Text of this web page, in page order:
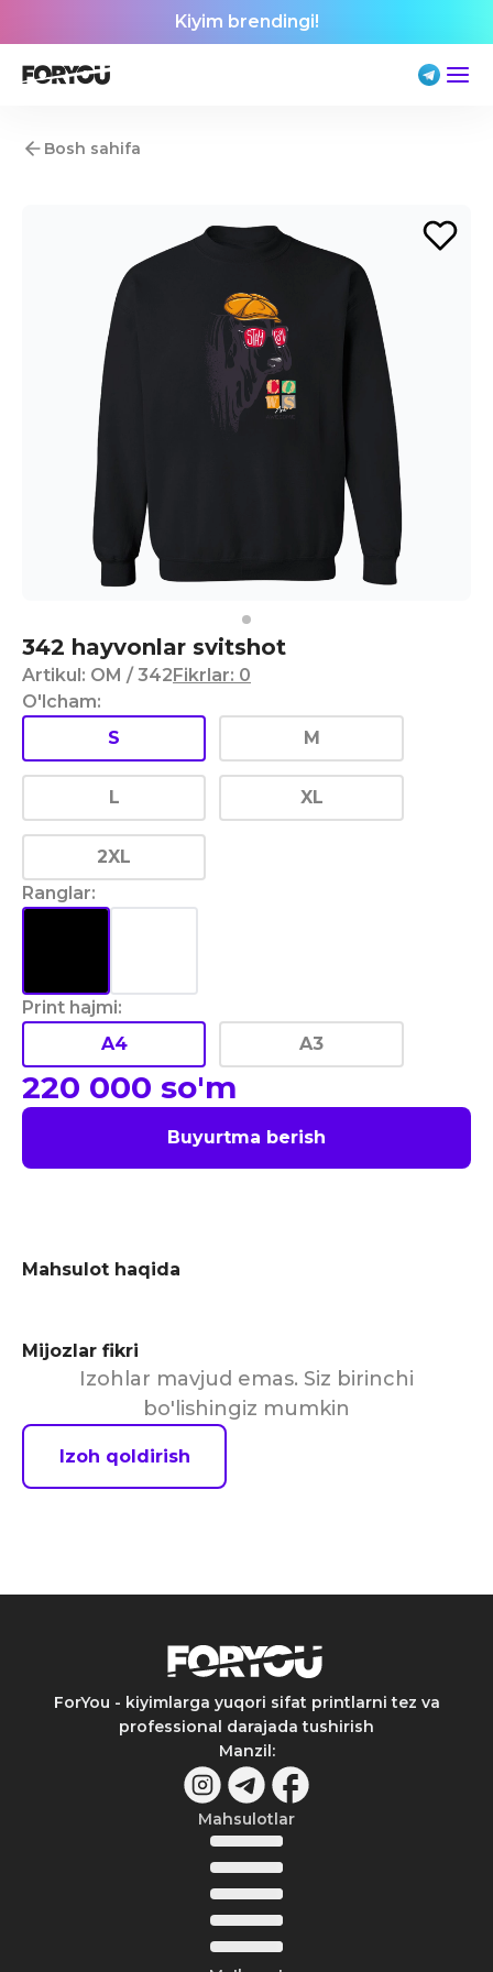
Kiyim brendingi!
Bosh sahifa
342 hayvonlar svitshot
Artikul: OM / 342Fikrlar: 0
O'lcham:
S
M
L XL
2XL
Ranglar:
Print hajmi:
A4
A3
220 000 so'm
Buyurtma berish
Mahsulot haqida
Mijozlar fikri
Izohlar mavjud emas. Siz birinchi
bo'lishingiz mumkin
Izoh qoldirish
ForYou - kiyimlarga yuqori sifat printlarni tez va
professional darajada tushirish
Manzil:
Mahsulotlar